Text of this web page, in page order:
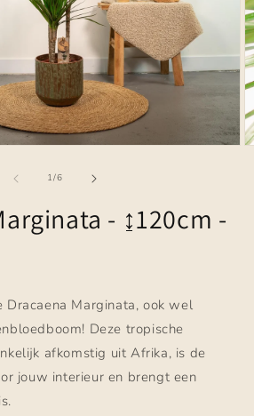
1/van
6
- ↨120cm -
Dracaena Marginata, ook wel
Deze tropische
afkomstig uit Afrika, is de
jouw interieur en brengt een